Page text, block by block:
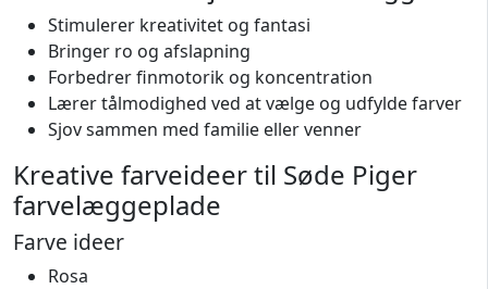
Stimulerer kreativitet og fantasi
Bringer ro og afslapning
Forbedrer finmotorik og koncentration
Lærer tålmodighed ved at vælge og udfylde farver
Sjov sammen med familie eller venner
Kreative farveideer til Søde Piger
farvelæggeplade
Farve ideer
Rosa